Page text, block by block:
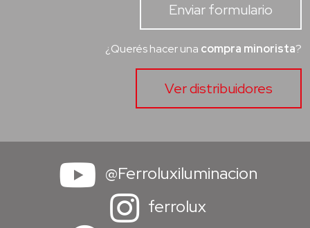
Enviar formulario
¿Querés hacer una compra minorista?
Ver distribuidores
@Ferroluxiluminacion
ferrolux